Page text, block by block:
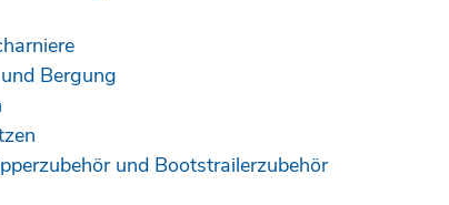
Bergung
und Bootstrailerzubehör